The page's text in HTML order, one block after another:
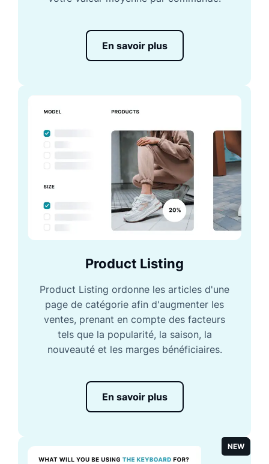
En savoir plus
Product Listing
Product Listing ordonne les articles d'une
page de catégorie afin d'augmenter les
ventes, prenant en compte des facteurs
tels que la popularité, la saison, la
nouveauté et les marges bénéficiaires.
En savoir plus
NEW